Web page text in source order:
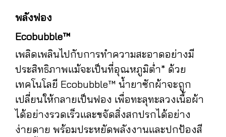
พลังฟอง
Ecobubble™
เพลิดเพลินไปกับการทำความสะอาดอย่างมี
ประสิทธิภาพแม้จะเป็นที่อุณหภูมิต่ำ* ด้วย
เทคโนโลยี Ecobubble™ น้ำยาซักผ้าจะถูก
เปลี่ยนให้กลายเป็นฟอง เพื่อทะลุทะลวงเนื้อผ้า
ได้อย่างรวดเร็วและขจัดสิ่งสกปรกได้อย่าง
ง่ายดาย พร้อมประหยัดพลังงานและปกป้องสี